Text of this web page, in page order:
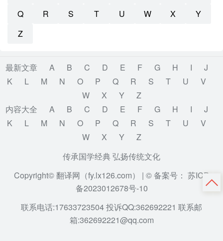
Q
R S T U W X
Y
Z
最新文章 A B C D E F G H I
J
K
L M N O P Q R S T U
V
W
X Y
Z
内容大全
A B C D E F G H I
J
K
L M N O P Q R S T U
V
W
X Y
Z
传承国学经典 弘扬传统文化
Copyright© 翻译网（fy.lx126.com） | © 备案号： 苏ICP
备2023012678号-10
联系电话:17633723504 投诉QQ:362692221 联系邮
箱:362692221@qq.com